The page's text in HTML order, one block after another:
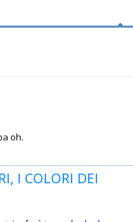
oh.
I COLORI DEI